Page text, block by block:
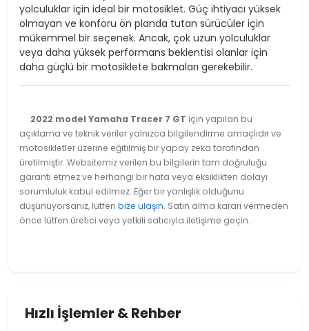
yolculuklar için ideal bir motosiklet. Güç ihtiyacı yüksek
olmayan ve konforu ön planda tutan sürücüler için
mükemmel bir seçenek. Ancak, çok uzun yolculuklar
veya daha yüksek performans beklentisi olanlar için
daha güçlü bir motosiklete bakmaları gerekebilir.
2022 model Yamaha Tracer 7 GT için yapılan bu
açıklama ve teknik veriler yalnızca bilgilendirme amaçlıdır ve
motosikletler üzerine eğitilmiş bir yapay zeka tarafından
üretilmiştir. Websitemiz verilen bu bilgilerin tam doğruluğu
garanti etmez ve herhangi bir hata veya eksiklikten dolayı
sorumluluk kabul edilmez. Eğer bir yanlışlık olduğunu
düşünüyorsanız, lütfen bize ulaşın. Satın alma kararı vermeden
önce lütfen üretici veya yetkili satıcıyla iletişime geçin.
Hızlı İşlemler & Rehber